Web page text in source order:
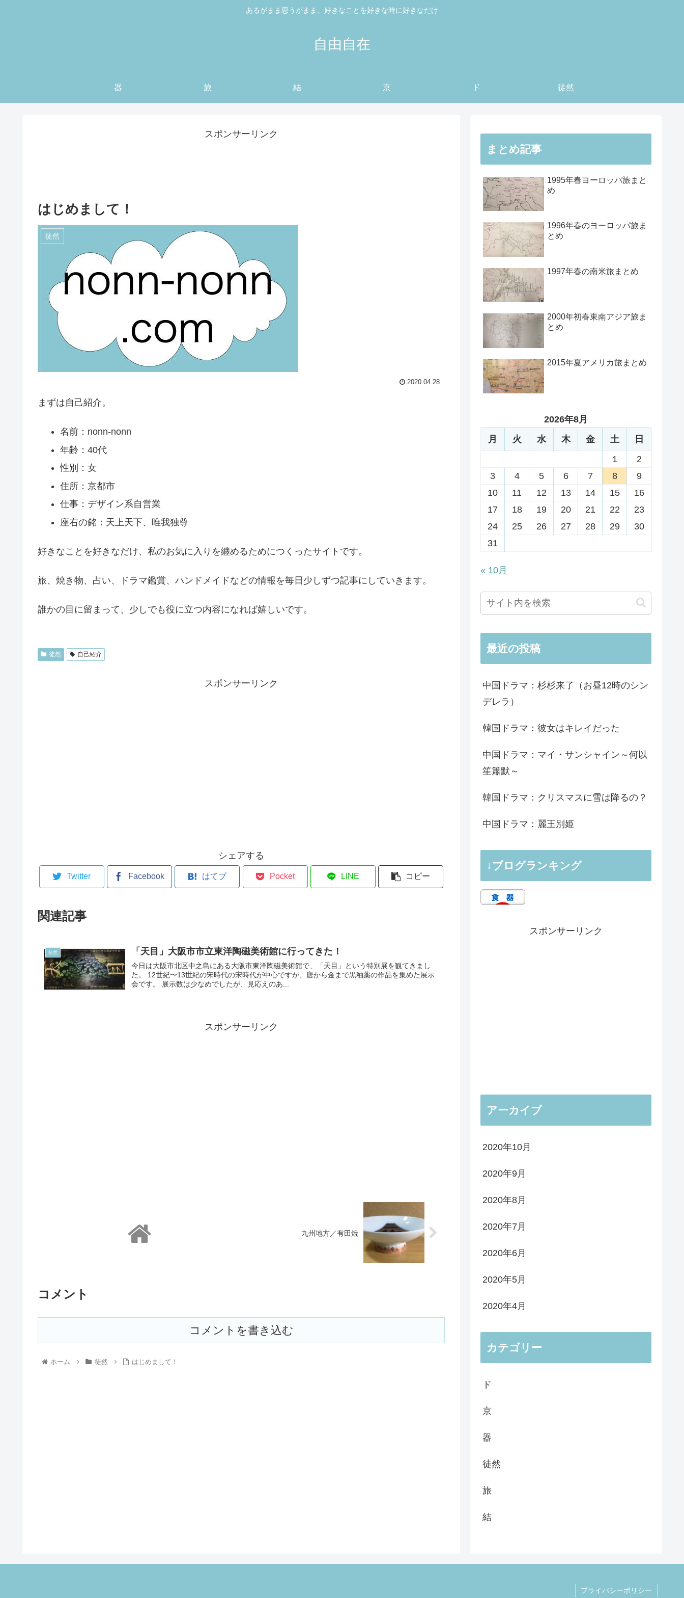
あるがまま思うがまま、好きなことを好きな時に好きなだけ
自由自在
器 旅 結 京 ド 徒然
スポンサーリンク
はじめまして！
徒然
2020.04.28
まずは自己紹介。
名前：nonn-nonn
年齢：40代
性別：女
住所：京都市
仕事：デザイン系自営業
座右の銘：天上天下、唯我独尊
好きなことを好きなだけ、私のお気に入りを纏めるためにつくったサイトです。
旅、焼き物、占い、ドラマ鑑賞、ハンドメイドなどの情報を毎日少しずつ記事にしていきます。
誰かの目に留まって、少しでも役に立つ内容になれば嬉しいです。
徒然 自己紹介
スポンサーリンク
シェアする
Twitter Facebook はてブ Pocket LINE コピー
関連記事
徒然 「天目」大阪市市立東洋陶磁美術館に行ってきた！
今日は大阪市北区中之島にある大阪市東洋陶磁美術館で、「天目」という特別展を観てきまし
た。 12世紀〜13世紀の宋時代の宋時代が中心ですが、唐から金まで黒釉薬の作品を集めた展示
会です。 展示数は少なめでしたが、見応えのあ...
スポンサーリンク
九州地方／有田焼
コメント
コメントを書き込む
ホーム 徒然 はじめまして！
まとめ記事
1995年春ヨーロッパ旅まと
め
1996年春のヨーロッパ旅ま
とめ
1997年春の南米旅まとめ
2000年初春東南アジア旅ま
とめ
2015年夏アメリカ旅まとめ
2026年8月
月
火 水 木 金 土
日
1
2
3
4 5 6 7 8
9
10
11 12 13 14 15
16
17
18 19 20 21 22
23
24
25 26 27 28 29
30
31
« 10月
最近の投稿
中国ドラマ：杉杉来了（お昼12時のシン
デレラ）
韓国ドラマ：彼女はキレイだった
中国ドラマ：マイ・サンシャイン～何以
笙簫默～
韓国ドラマ：クリスマスに雪は降るの？
中国ドラマ：麗王別姫
↓ブログランキング
スポンサーリンク
アーカイブ
2020年10月
2020年9月
2020年8月
2020年7月
2020年6月
2020年5月
2020年4月
カテゴリー
ド
京
器
徒然
旅
結
プライバシーポリシー